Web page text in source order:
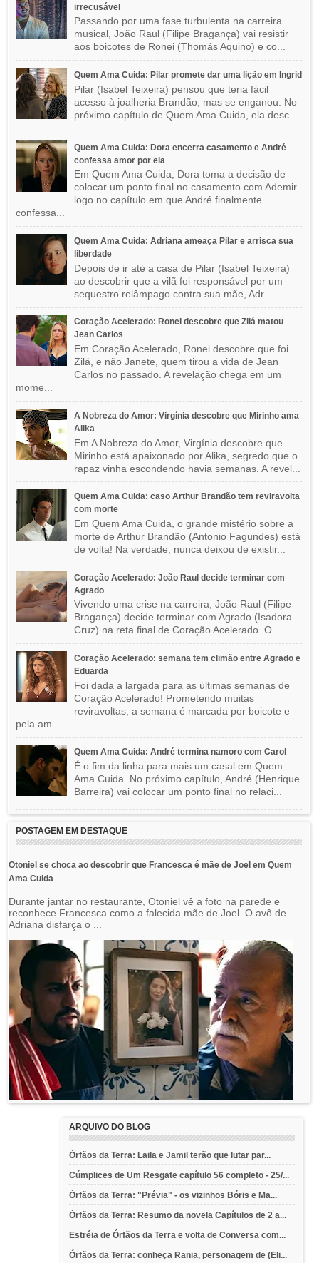
irrecusável
Passando por uma fase turbulenta na carreira
musical, João Raul (Filipe Bragança) vai resistir
aos boicotes de Ronei (Thomás Aquino) e co...
Quem Ama Cuida: Pilar promete dar uma lição em Ingrid
Pilar (Isabel Teixeira) pensou que teria fácil
acesso à joalheria Brandão, mas se enganou. No
próximo capítulo de Quem Ama Cuida, ela desc...
Quem Ama Cuida: Dora encerra casamento e André
confessa amor por ela
Em Quem Ama Cuida, Dora toma a decisão de
colocar um ponto final no casamento com Ademir
logo no capítulo em que André finalmente
confessa...
Quem Ama Cuida: Adriana ameaça Pilar e arrisca sua
liberdade
Depois de ir até a casa de Pilar (Isabel Teixeira)
ao descobrir que a vilã foi responsável por um
sequestro relâmpago contra sua mãe, Adr...
Coração Acelerado: Ronei descobre que Zilá matou
Jean Carlos
Em Coração Acelerado, Ronei descobre que foi
Zilá, e não Janete, quem tirou a vida de Jean
Carlos no passado. A revelação chega em um
mome...
A Nobreza do Amor: Virgínia descobre que Mirinho ama
Alika
Em A Nobreza do Amor, Virgínia descobre que
Mirinho está apaixonado por Alika, segredo que o
rapaz vinha escondendo havia semanas. A revel...
Quem Ama Cuida: caso Arthur Brandão tem reviravolta
com morte
Em Quem Ama Cuida, o grande mistério sobre a
morte de Arthur Brandão (Antonio Fagundes) está
de volta! Na verdade, nunca deixou de existir...
Coração Acelerado: João Raul decide terminar com
Agrado
Vivendo uma crise na carreira, João Raul (Filipe
Bragança) decide terminar com Agrado (Isadora
Cruz) na reta final de Coração Acelerado. O...
Coração Acelerado: semana tem climão entre Agrado e
Eduarda
Foi dada a largada para as últimas semanas de
Coração Acelerado! Prometendo muitas
reviravoltas, a semana é marcada por boicote e
pela am...
Quem Ama Cuida: André termina namoro com Carol
É o fim da linha para mais um casal em Quem
Ama Cuida. No próximo capítulo, André (Henrique
Barreira) vai colocar um ponto final no relaci...
POSTAGEM EM DESTAQUE
Otoniel se choca ao descobrir que Francesca é mãe de Joel em Quem
Ama Cuida
Durante jantar no restaurante, Otoniel vê a foto na parede e
reconhece Francesca como a falecida mãe de Joel. O avô de
Adriana disfarça o ...
ARQUIVO DO BLOG
Órfãos da Terra: Laila e Jamil terão que lutar par...
Cúmplices de Um Resgate capítulo 56 completo - 25/...
Órfãos da Terra: "Prévia" - os vizinhos Bóris e Ma...
Órfãos da Terra: Resumo da novela Capítulos de 2 a...
Estréia de Órfãos da Terra e volta de Conversa com...
Órfãos da Terra: conheça Rania, personagem de (Eli...